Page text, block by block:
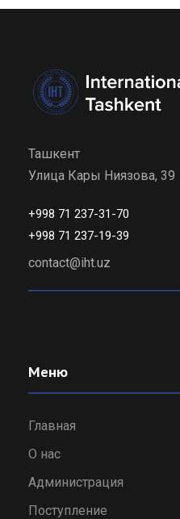
Ташкент
Улица Кары Ниязова, 39
+998 71 237-31-70
+998 71 237-19-39
contact@iht.uz
Меню
Главная
О нас
Администрация
Поступление